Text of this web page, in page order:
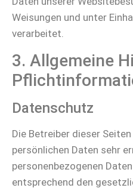
Weisungen und unter
verarbeitet.
3. Allgemeine
Datenschutz
Die Betreiber dieser
persönlichen Daten sehr
personenbezogenen
entsprechend den